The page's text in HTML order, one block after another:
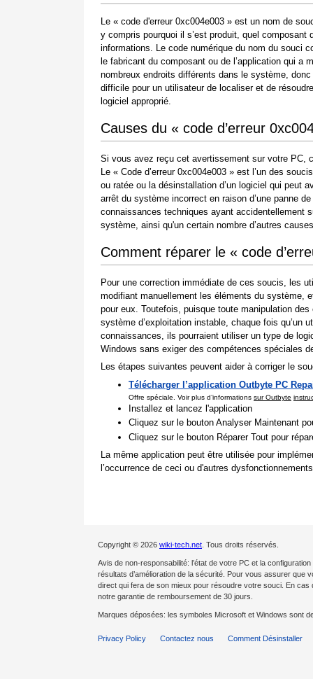
Le « code d'erreur 0xc004e003 » est un nom de
y compris pourquoi il s’est produit, quel composant
informations. Le code numérique du nom du souci
le fabricant du composant ou de l’application qui
nombreux endroits différents dans le système,
difficile pour un utilisateur de localiser et de
logiciel approprié.
Causes du « code d’erreur
Si vous avez reçu cet avertissement sur votre PC,
Le « Code d’erreur 0xc004e003 » est l’un des
ou ratée ou la désinstallation d’un logiciel qui peut
arrêt du système incorrect en raison d’une panne
connaissances techniques ayant accidentellement
système, ainsi qu'un certain nombre d’autres
Comment réparer le « code
Pour une correction immédiate de ces soucis, les
modifiant manuellement les éléments du système,
pour eux. Toutefois, puisque toute manipulation
système d’exploitation instable, chaque fois qu’un
connaissances, ils pourraient utiliser un type de
Windows sans exiger des compétences spéciales
Les étapes suivantes peuvent aider à corriger le
Télécharger l’application Outbyte PC
Offre spéciale. Voir plus d’informations sur Outbyte
Installez et lancez l'application
Cliquez sur le bouton Analyser Maintenant
Cliquez sur le bouton Réparer Tout pour
La même application peut être utilisée pour
l’occurrence de ceci ou d'autres
Copyright © 2026 wiki-tech.net . Tous droits réservés.
Avis de non-responsabilité: l’état de votre PC et la
résultats d’amélioration de la sécurité. Pour vous assurer que
direct qui fera de son mieux pour résoudre votre souci. En
notre garantie de remboursement de 30 jours.
Marques déposées: les symboles Microsoft et Windows sont
Privacy Policy Contactez nous Comment Désinstaller